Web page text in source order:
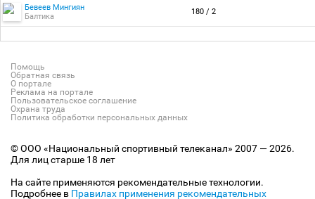
Бевеев Мингиян
Балтика
180 / 2
Помощь
Обратная связь
О портале
Реклама на портале
Пользовательское соглашение
Охрана труда
Политика обработки персональных данных
© ООО «Национальный спортивный телеканал» 2007 — 2026.
Для лиц старше 18 лет
На сайте применяются рекомендательные технологии.
Подробнее в Правилах применения рекомендательных